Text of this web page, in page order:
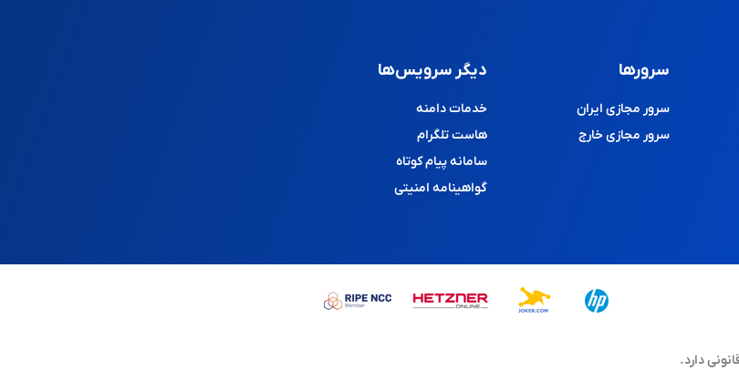
سرورها
سرور مجازی ایران
سرور مجازی خارج
دیگر سرویس‌ها
خدمات دامنه
هاست تلگرام
سامانه پیام کوتاه
گواهینامه امنیتی
دارد.